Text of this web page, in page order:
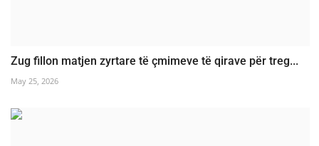
Zug fillon matjen zyrtare të çmimeve të qirave për treg...
May 25, 2026